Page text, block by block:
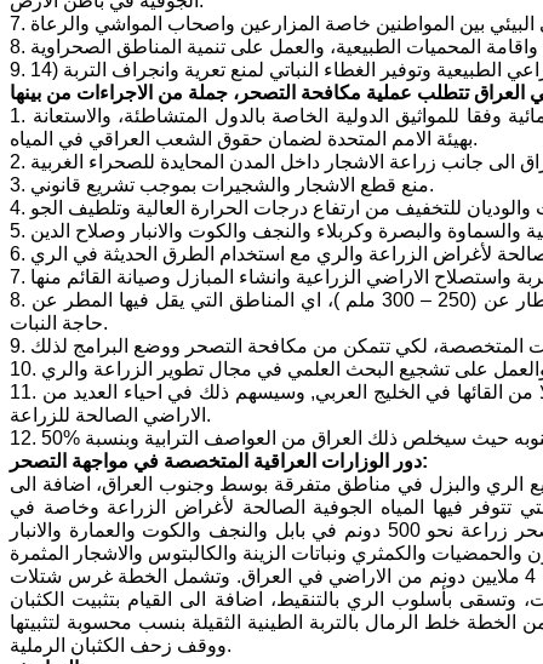
1. الحوار والدبلوماسية مع الجانب الايراني والتركي والسوري لضمان حصة العراق المائية وفقا للمواثيق الدولية الخاصة بالدول المتشاطئة، والاستعانة
بهيئة الامم المتحدة لضمان حقوق الشعب العراقي في المياه.
3. منع قطع الاشجار والشجيرات بموجب تشريع قانوني.
8. منع تحويل مناطق الرعي الى مناطق زراعية وخاصة تلك التي يقل فيها معدل الامطار عن (250 – 300 ملم )، اي المناطق التي يقل فيها المطر عن
حاجة النبات.
11. ضرورة انشاء سد على شط العرب لتوفير المياه واعادتها الى الاراضي العراقية، بدلا من القائها في الخليج العربي, وسيسهم ذلك في احياء العديد من
الاراضي الصالحة للزراعة.
دور الوزارات العراقية المتخصصة في مواجهة التصحر:
الري والبزل في مناطق متفرقة بوسط وجنوب العراق، اضافة الى
تتوفر فيها المياه الجوفية الصالحة لأغراض الزراعة وخاصة في
المناطق الصحراوية. وحسب بيانات وزارة الموارد المائية فقد شملت مكافحة التصحر زراعة نحو 500 دونم في بابل والنجف والكوت والعمارة والانبار
أما بالنسبة لوزارة الزراعة فقد وضعت خطة لمكافحة التصحر الذي يغطي اكثر من 4 ملايين دونم من الاراضي في العراق. وتشمل الخطة غرس شتلات
بواقع 30 ألف شتلة في عشر واحات، وتسقى بأسلوب الري بالتنقيط، اضافة الى القيام بتثبيت الكثبان
متر داخل الكثبان، كذلك تتضمن الخطة خلط الرمال بالتربة الطينية الثقيلة بنسب محسوبة لتثبيتها
ووقف زحف الكثبان الرملية.